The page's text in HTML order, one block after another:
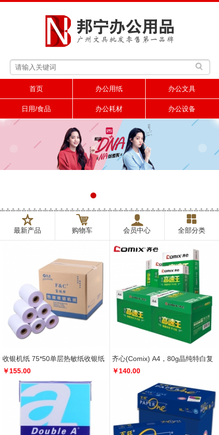
首页 办公用纸 办公文具
日用/食品 办公耗材 办公设备
最新产品 购物车 会员中心 全部分类
收银机纸 75*50单层热敏纸收银纸
POS机打印纸 热敏收银纸
￥155.00
齐心(Comix) A4，80g晶纯特白复
印纸 A4打印纸办公用纸，5包/箱
￥140.00